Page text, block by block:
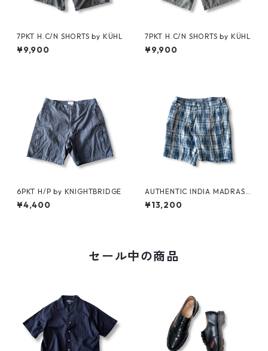
7PKT H.C/N SHORTS by KÜHL
¥9,900
7PKT H.C/N SHORTS by KÜHL
¥9,900
6PKT H/P by KNIGHTBRIDGE
¥4,400
AUTHENTIC INDIA MADRAS
SHORTS by Polo Ralph Laure
n
¥13,200
セール中の商品